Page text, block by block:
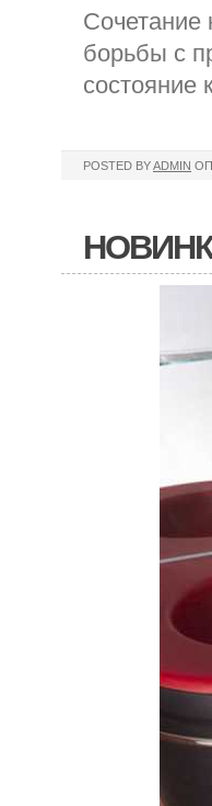
Сочетание
борьбы с
состояние
POSTED BYADMIN